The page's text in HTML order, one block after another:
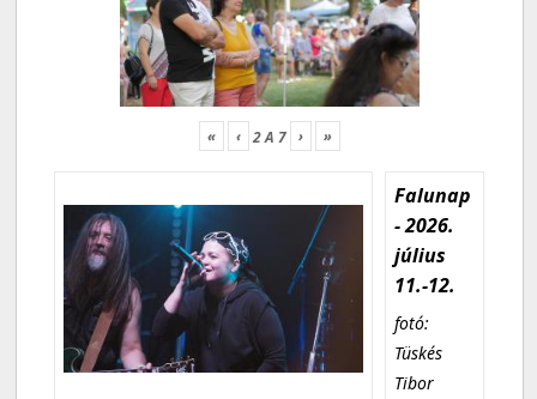
« ‹ 2A 7 › »
Falunap
- 2026.
július
11.-12.
fotó:
Tüskés
Tibor